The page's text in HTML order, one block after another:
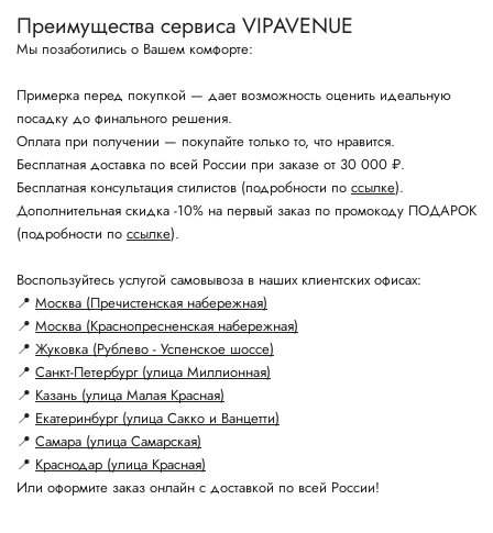
Преимущества сервиса VIPAVENUE
Мы позаботились о Вашем комфорте:
Примерка перед покупкой — дает возможность оценить идеальную
посадку до финального решения.
Оплата при получении — покупайте только то, что нравится.
Бесплатная доставка по всей России при заказе от 30 000 ₽.
Бесплатная консультация стилистов (подробности по ссылке).
Дополнительная скидка -10% на первый заказ по промокоду ПОДАРОК
(подробности по ссылке).
Воспользуйтесь услугой самовывоза в наших клиентских офисах:
📍 Москва (Пречистенская набережная)
📍 Москва (Краснопресненская набережная)
📍 Жуковка (Рублево - Успенское шоссе)
📍 Санкт-Петербург (улица Миллионная)
📍 Казань (улица Малая Красная)
📍 Екатеринбург (улица Сакко и Ванцетти)
📍 Самара (улица Самарская)
📍 Краснодар (улица Красная)
Или оформите заказ онлайн с доставкой по всей России!